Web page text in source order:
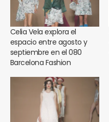
Celia Vela explora el
espacio entre agosto y
septiembre en el 080
Barcelona Fashion